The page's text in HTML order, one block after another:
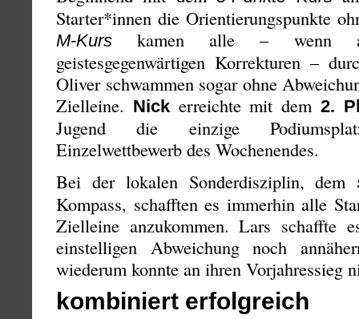
Starter*innen die Orientierungspunkte
M-Kurs kamen alle – wenn
geistesgegenwärtigen Korrekturen –
Oliver schwammen sogar ohne
Zielleine. Nickerreichte mit dem 2.
Jugend die einzige
Einzelwettbewerb des Wochenendes.
Bei der lokalen Sonderdisziplin, dem
Kompass, schafften es immerhin alle
Zielleine anzukommen. Lars schaffte
einstelligen Abweichung noch
wiederum konnte an ihren Vorjahressieg
kombiniert erfolgreich